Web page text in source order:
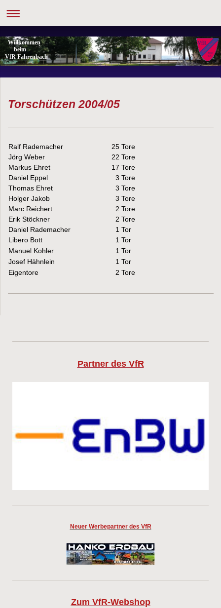
Willkommen
beim
VfR Fahrenbach
Torschützen 2004/05
Ralf Rademacher
25 Tore
Jörg Weber
22 Tore
Markus Ehret
17 Tore
Daniel Eppel
3 Tore
Thomas Ehret
3 Tore
Holger Jakob
3 Tore
Marc Reichert
2 Tore
Erik Stöckner
2 Tore
Daniel Rademacher
1 Tor
Libero Bott
1 Tor
Manuel Kohler
1 Tor
Josef Hähnlein
1 Tor
Eigentore
2 Tore
Partner des VfR
Neuer Werbepartner des VfR
Zum VfR-Webshop